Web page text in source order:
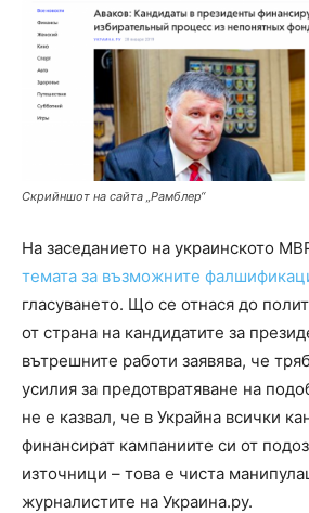
Скрийншот на сайта „Рамблер“
На заседанието на украинското
темата за възможните
гласуването. Що се отнася до
от страна на кандидатите за
вътрешните работи заявява, че
усилия за предотвратяване на
не е казвал, че в Украйна всички
финансират кампаниите си от
източници – това е чиста
журналистите на Украина.ру.